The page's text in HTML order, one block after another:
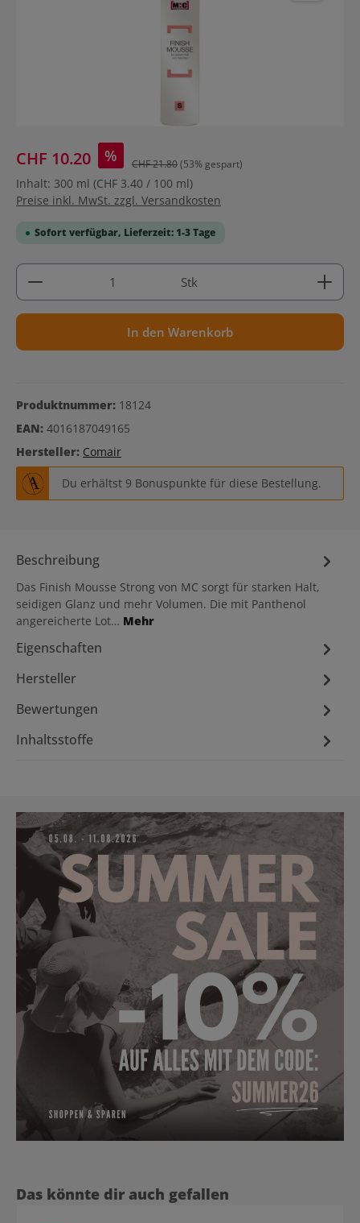
CHF 10.20 % CHF 21.80(53% gespart)
Inhalt: 300 ml (CHF 3.40 / 100 ml)
Preise inkl. MwSt. zzgl. Versandkosten
Sofort verfügbar, Lieferzeit: 1-3 Tage
Produkt Anzahl: Gib den gewünschten Wert ein
Stk
In den Warenkorb
Produktnummer: 18124
EAN: 4016187049165
Hersteller: Comair
Du erhältst 9 Bonuspunkte für diese Bestellung.
Beschreibung
Das Finish Mousse Strong von MC sorgt für starken Halt,
seidigen Glanz und mehr Volumen. Die mit Panthenol
angereicherte Lot… Mehr
Eigenschaften
Hersteller
Bewertungen
Inhaltsstoffe
Produktgalerie überspringen
Das könnte dir auch gefallen